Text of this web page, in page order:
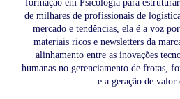
formação em Psicologia para
de milhares de profissionais de
mercado e tendências, ela é a voz
materiais ricos e newsletters da
alinhamento entre as inovações
humanas no gerenciamento de frotas,
e a geração de